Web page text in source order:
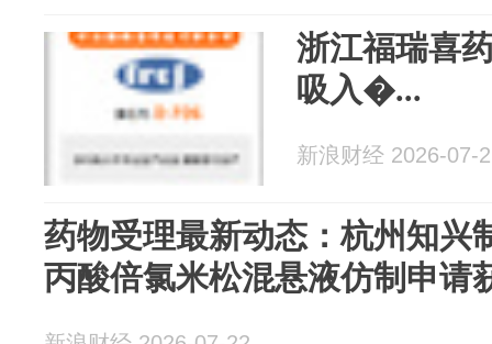
浙江福瑞喜
吸入�...
新浪财经 2026-07-
药物受理最新动态：杭州知兴
丙酸倍氯米松混悬液仿制申请